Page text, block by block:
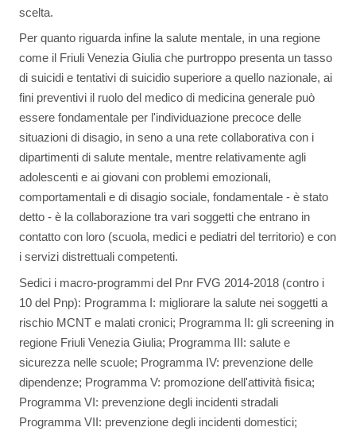
scelta.
Per quanto riguarda infine la salute mentale, in una regione
come il Friuli Venezia Giulia che purtroppo presenta un tasso
di suicidi e tentativi di suicidio superiore a quello nazionale, ai
fini preventivi il ruolo del medico di medicina generale può
essere fondamentale per l'individuazione precoce delle
situazioni di disagio, in seno a una rete collaborativa con i
dipartimenti di salute mentale, mentre relativamente agli
adolescenti e ai giovani con problemi emozionali,
comportamentali e di disagio sociale, fondamentale - è stato
detto - è la collaborazione tra vari soggetti che entrano in
contatto con loro (scuola, medici e pediatri del territorio) e con
i servizi distrettuali competenti.
Sedici i macro-programmi del Pnr FVG 2014-2018 (contro i
10 del Pnp): Programma I: migliorare la salute nei soggetti a
rischio MCNT e malati cronici; Programma II: gli screening in
regione Friuli Venezia Giulia; Programma III: salute e
sicurezza nelle scuole; Programma IV: prevenzione delle
dipendenze; Programma V: promozione dell'attività fisica;
Programma VI: prevenzione degli incidenti stradali
Programma VII: prevenzione degli incidenti domestici;